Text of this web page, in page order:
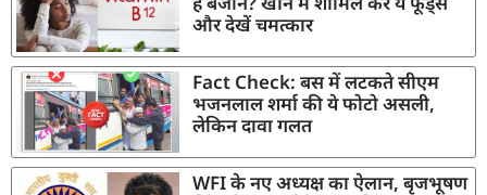
और देखें चमत्कार
Fact Check: बस में लटकते सीएम
भजनलाल शर्मा की ये फोटो असली,
लेकिन दावा गलत
WFI के नए अध्यक्ष का ऐलान, बृजभूषण